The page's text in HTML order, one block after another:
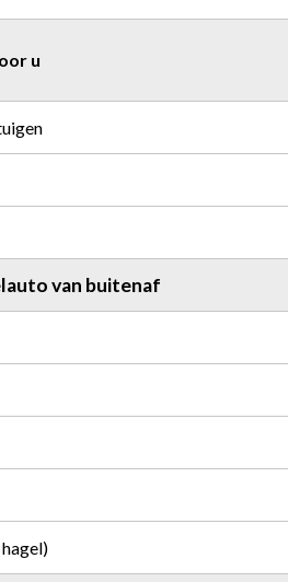
u
van buitenaf